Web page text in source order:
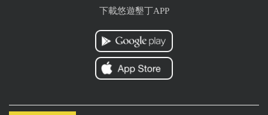
下載悠遊墾丁APP